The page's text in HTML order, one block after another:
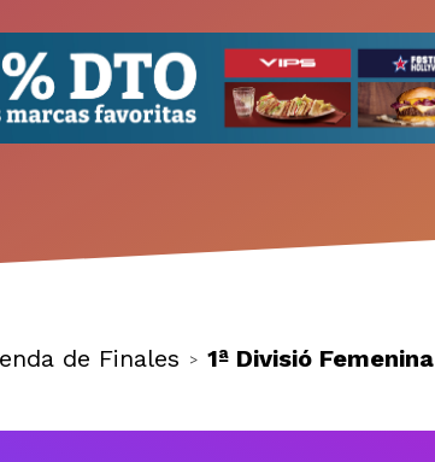
de Finales > 1ª Divisió Femenina